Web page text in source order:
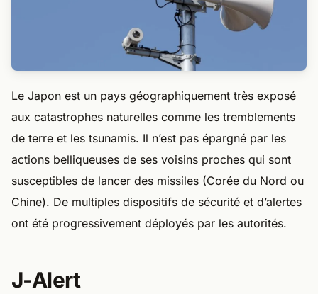
Le Japon est un pays géographiquement très exposé
aux catastrophes naturelles comme les tremblements
de terre et les tsunamis. Il n’est pas épargné par les
actions belliqueuses de ses voisins proches qui sont
susceptibles de lancer des missiles (Corée du Nord ou
Chine). De multiples dispositifs de sécurité et d’alertes
ont été progressivement déployés par les autorités.
J-Alert